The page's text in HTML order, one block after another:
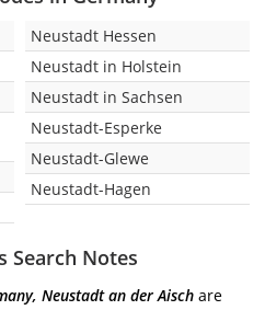
Neustadt Hessen
Neustadt in Holstein
Neustadt in Sachsen
Neustadt-Esperke
Neustadt-Glewe
Neustadt-Hagen
Search Notes
Neustadt an der Aisch are